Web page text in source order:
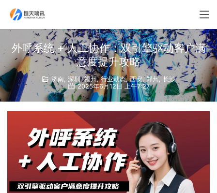
外呼系统 + 人工协作：双引擎驱动客户满
意度提升攻略
济南 深圳,福州,行业动态,西安,郑州,长沙
2025年6月12日 上午7:27